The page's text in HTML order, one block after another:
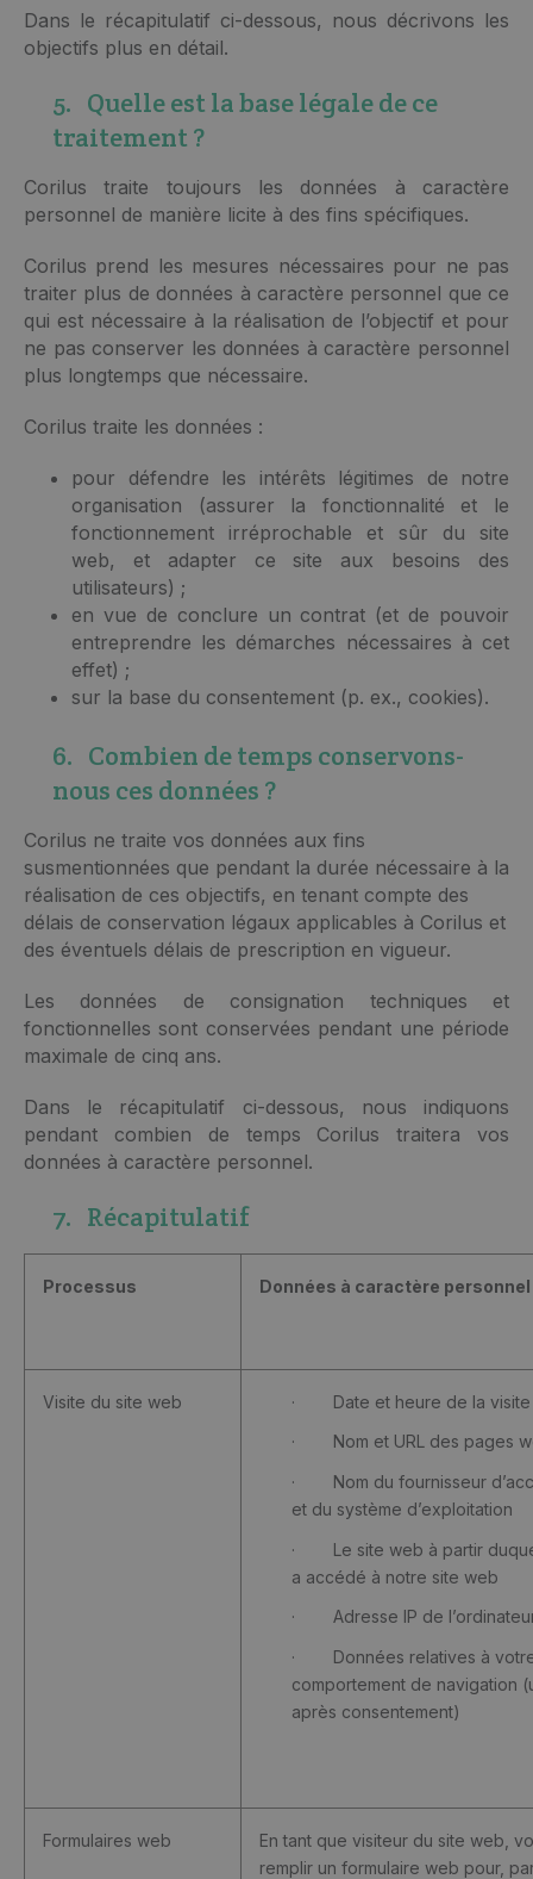
Dans le récapitulatif ci-dessous, nous décrivons les
objectifs plus en détail.
5. Quelle est la base légale de ce
traitement ?
Corilus traite toujours les données à caractère
personnel de manière licite à des fins spécifiques.
Corilus prend les mesures nécessaires pour ne pas
traiter plus de données à caractère personnel que ce
qui est nécessaire à la réalisation de l’objectif et pour
ne pas conserver les données à caractère personnel
plus longtemps que nécessaire.
Corilus traite les données :
pour défendre les intérêts légitimes de notre
organisation (assurer la fonctionnalité et le
fonctionnement irréprochable et sûr du site
web, et adapter ce site aux besoins des
utilisateurs) ;
en vue de conclure un contrat (et de pouvoir
entreprendre les démarches nécessaires à cet
effet) ;
sur la base du consentement (p. ex., cookies).
6. Combien de temps conservons-
nous ces données ?
Corilus ne traite vos données aux fins
susmentionnées que pendant la durée nécessaire à la
réalisation de ces objectifs, en tenant compte des
délais de conservation légaux applicables à Corilus et
des éventuels délais de prescription en vigueur.
Les données de consignation techniques et
fonctionnelles sont conservées pendant une période
maximale de cinq ans.
Dans le récapitulatif ci-dessous, nous indiquons
pendant combien de temps Corilus traitera vos
données à caractère personnel.
7. Récapitulatif
Processus Données à caractère personnel
Visite du site web
· Date et heure de la visite
· Nom et URL des pages
· Nom du fournisseur
et du système d’exploitation
· Le site web à partir
a accédé à notre site web
· Adresse IP de
· Données relatives à
comportement de navigation
après consentement)
Formulaires web
En tant que visiteur du site web,
remplir un formulaire web pour,